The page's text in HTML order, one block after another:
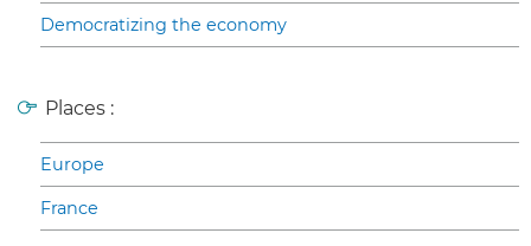
Democratizing the economy
Places :
Europe
France